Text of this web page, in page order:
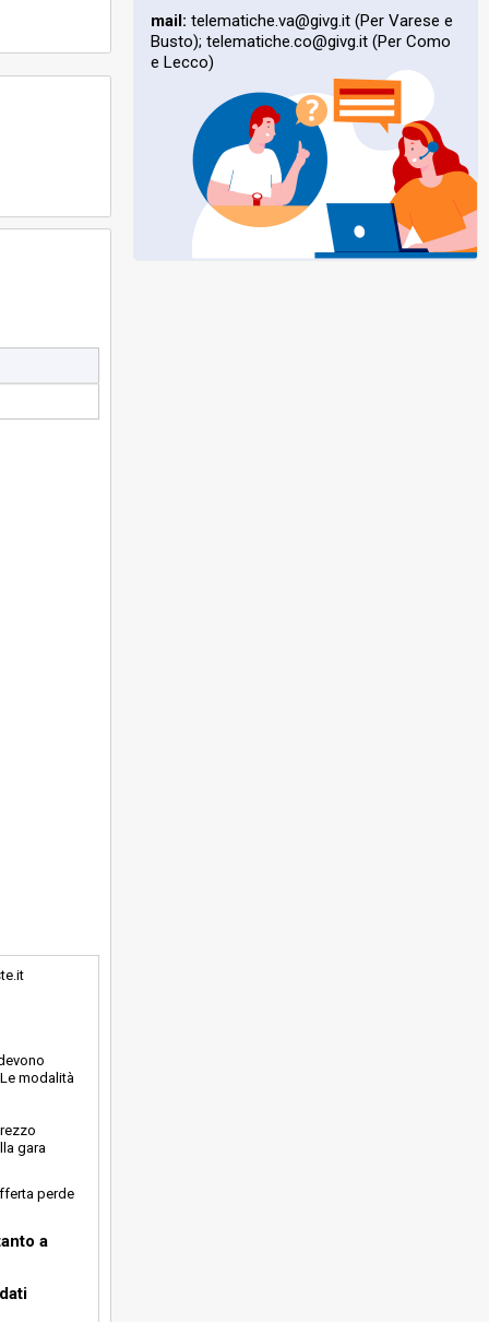
modalità
gara
perde
a
mail: telematiche.va@givg.it (Per Varese e
Busto); telematiche.co@givg.it (Per Como
e Lecco)